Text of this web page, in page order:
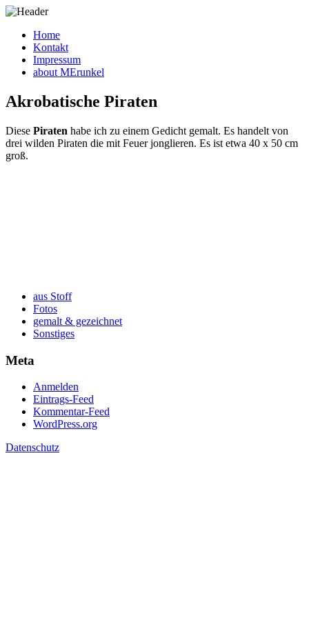
Home
Kontakt
Impressum
about MErunkel
Akrobatische Piraten
Diese Piraten habe ich zu einem Gedicht gemalt. Es handelt von
drei wilden Piraten die mit Feuer jonglieren. Es ist etwa 40 x 50 cm
groß.
aus Stoff
Fotos
gemalt & gezeichnet
Sonstiges
Meta
Anmelden
Eintrags-Feed
Kommentar-Feed
WordPress.org
Datenschutz